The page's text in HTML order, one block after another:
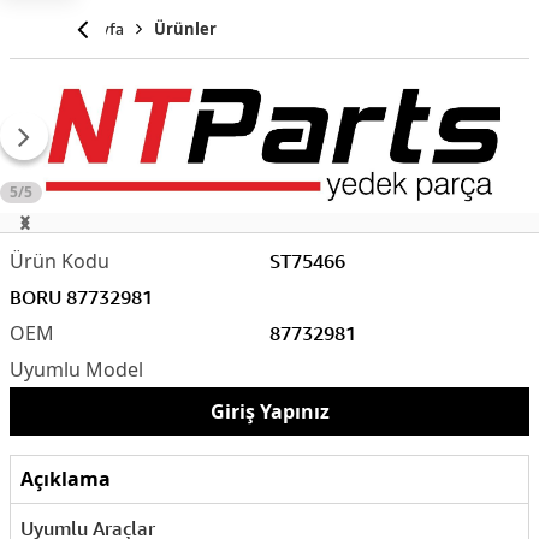
Anasayfa Ürünler
5/5
ST75466
87732981
BORU 87732981
Giriş Yapınız
Açıklama
Uyumlu Araçlar